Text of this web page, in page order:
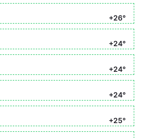
+26°
+24°
+24°
+24°
+25°